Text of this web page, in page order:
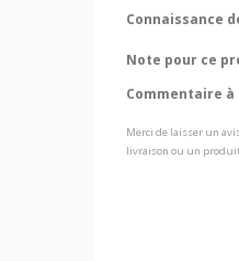
Connaissance
Note pour ce
Commentaire
Merci de laisser un
livraison ou un